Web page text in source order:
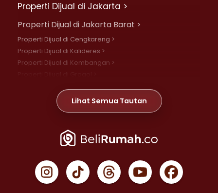
Properti Dijual di Jakarta >
Properti Dijual di Jakarta Barat >
Properti Dijual di Cengkareng >
Properti Dijual di Kalideres >
Properti Dijual di Kembangan >
Properti Dijual di Meruya >
Properti Dijual di Jelambar >
Properti Dijual di Jakarta Pusat >
Properti Dijual di Gambir >
Properti Dijual di Johar Baru >
Lihat Semua Tautan